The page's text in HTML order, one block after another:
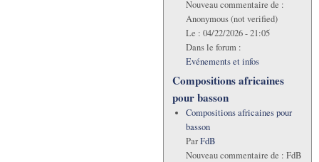
Nouveau commentaire de :
Anonymous (not verified)
Le : 04/22/2026 - 21:05
Dans le forum :
Evénements et infos
Compositions africaines
pour basson
Compositions africaines pour
basson
ParFdB
Nouveau commentaire de : FdB